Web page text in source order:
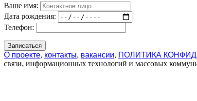
Ваше имя:
Дата рождения:
Телефон:
О проекте, контакты, вакансии, ПОЛИТИКА
связи, информационных технологий и массовых